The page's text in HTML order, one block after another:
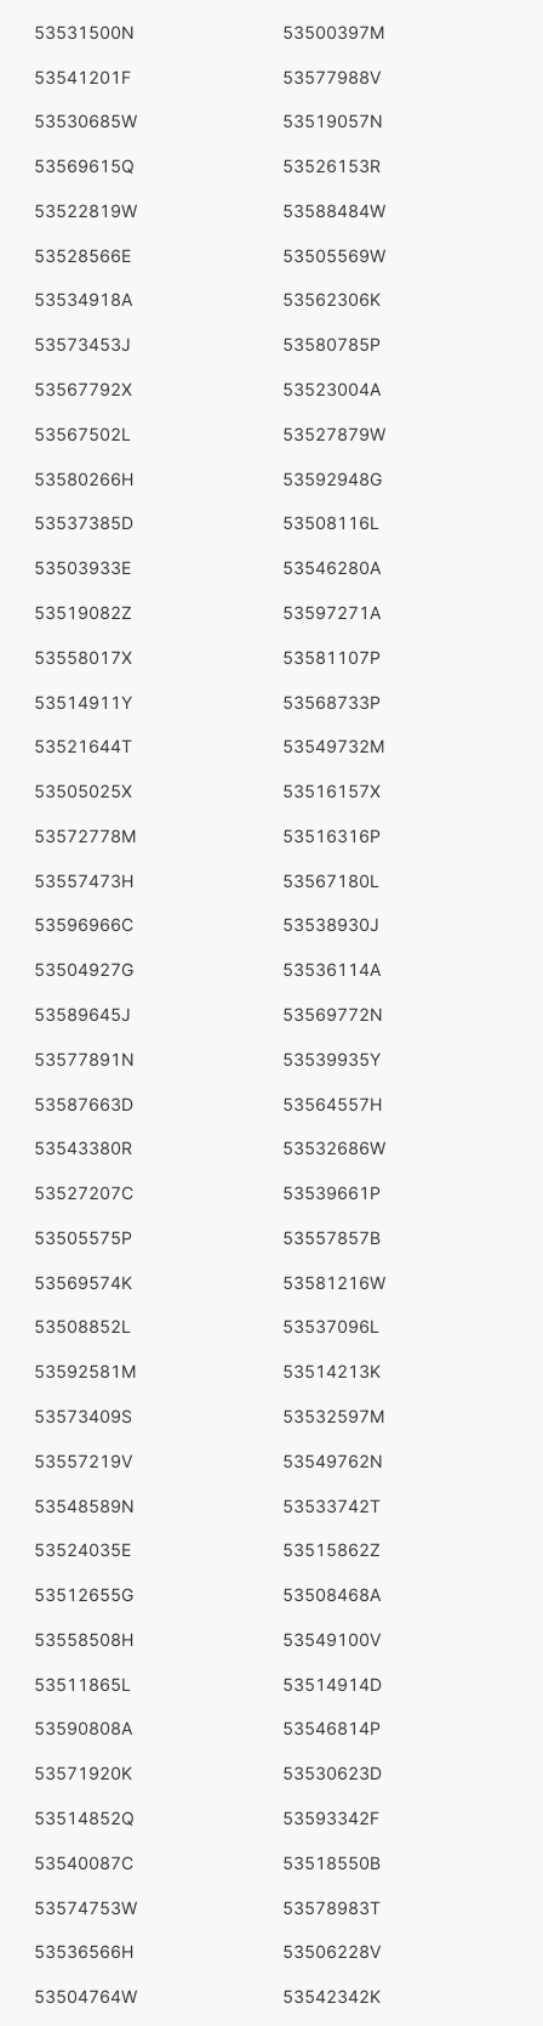
53531500N 53500397M
53541201F 53577988V
53530685W 53519057N
53569615Q 53526153R
53522819W 53588484W
53528566E 53505569W
53534918A 53562306K
53573453J 53580785P
53567792X 53523004A
53567502L 53527879W
53580266H 53592948G
53537385D 53508116L
53503933E 53546280A
53519082Z 53597271A
53558017X 53581107P
53514911Y 53568733P
53521644T 53549732M
53505025X 53516157X
53572778M 53516316P
53557473H 53567180L
53596966C 53538930J
53504927G 53536114A
53589645J 53569772N
53577891N 53539935Y
53587663D 53564557H
53543380R 53532686W
53527207C 53539661P
53505575P 53557857B
53569574K 53581216W
53508852L 53537096L
53592581M 53514213K
53573409S 53532597M
53557219V 53549762N
53548589N 53533742T
53524035E 53515862Z
53512655G 53508468A
53558508H 53549100V
53511865L 53514914D
53590808A 53546814P
53571920K 53530623D
53514852Q 53593342F
53540087C 53518550B
53574753W 53578983T
53536566H 53506228V
53504764W 53542342K